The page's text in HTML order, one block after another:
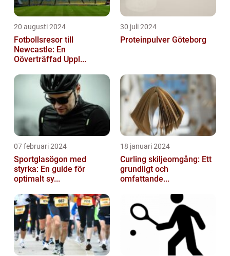
20 augusti 2024
Fotbollsresor till
Newcastle: En
Oöverträffad Uppl...
30 juli 2024
Proteinpulver Göteborg
07 februari 2024
Sportglasögon med
styrka: En guide för
optimalt sy...
18 januari 2024
Curling skiljeomgång: Ett
grundligt och
omfattande...